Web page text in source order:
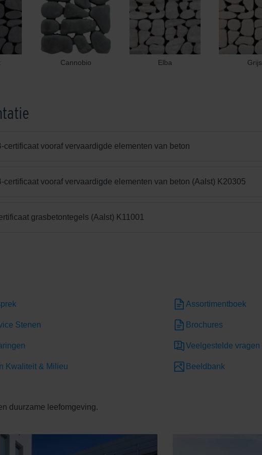
Cannobio Elba Grijs
certificaat vooraf vervaardigde elementen van beton
certificaat vooraf vervaardigde elementen van beton (Aalst) K20305
grasbetontegels (Aalst) K11001
Assortimentboek
Stenen Brochures
Veelgestelde vragen
Kwaliteit & Milieu Beeldbank
duurzame leefomgeving.